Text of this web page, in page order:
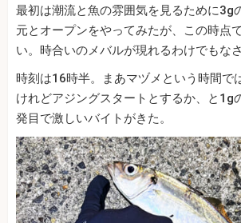
最初は潮流と魚の雰囲気を見るために3g
元とオープンをやってみたが、この時点
い。時合いのメバルが現れるわけでもなさ
時刻は16時半。まあマヅメという時間で
けれどアジングスタートとするか、と1g
発目で激しいバイトがきた。